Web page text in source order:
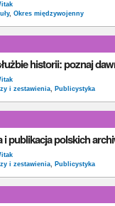
, Okres międzywojenny
i zestawienia, Publicystyka
i zestawienia, Publicystyka